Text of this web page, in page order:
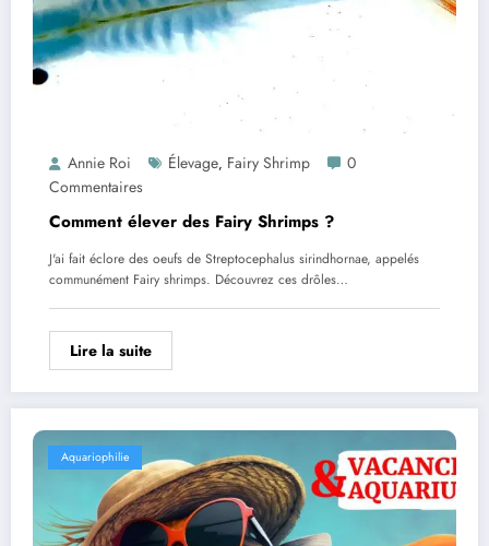
Annie Roi Élevage, Fairy Shrimp
0
Commentaires
Comment élever des Fairy Shrimps ?
J'ai fait éclore des oeufs de Streptocephalus sirindhornae, appelés
communément Fairy shrimps. Découvrez ces drôles…
Lire la suite
Aquariophilie